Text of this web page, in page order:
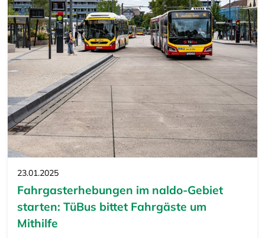
23.01.2025
Fahrgasterhebungen im naldo-Gebiet
starten: TüBus bittet Fahrgäste um
Mithilfe